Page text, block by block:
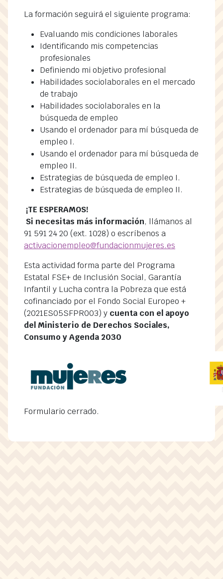
La formación seguirá el siguiente programa:
Evaluando mis condiciones laborales
Identificando mis competencias
profesionales
Definiendo mi objetivo profesional
Habilidades sociolaborales en el mercado
de trabajo
Habilidades sociolaborales en la
búsqueda de empleo
Usando el ordenador para mí búsqueda de
empleo I.
Usando el ordenador para mí búsqueda de
empleo II.
Estrategias de búsqueda de empleo I.
Estrategias de búsqueda de empleo II.
¡TE ESPERAMOS!
Si necesitas más información, llámanos al
91 591 24 20 (ext. 1028) o escríbenos a
activacionempleo@fundacionmujeres.es
Esta actividad forma parte del Programa
Estatal FSE+ de Inclusión Social, Garantía
Infantil y Lucha contra la Pobreza que está
cofinanciado por el Fondo Social Europeo +
(2021ES05SFPR003) y cuenta con el apoyo
del Ministerio de Derechos Sociales,
Consumo y Agenda 2030
Formulario cerrado.